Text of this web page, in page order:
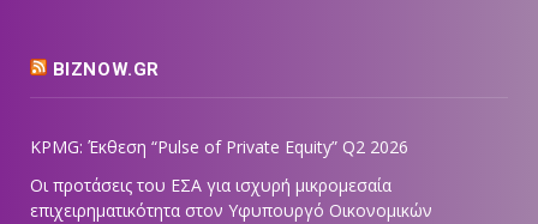
BIZNOW.GR
KPMG: Έκθεση “Pulse of Private Equity” Q2 2026
Οι προτάσεις του ΕΣΑ για ισχυρή μικρομεσαία
επιχειρηματικότητα στον Υφυπουργό Οικονομικών